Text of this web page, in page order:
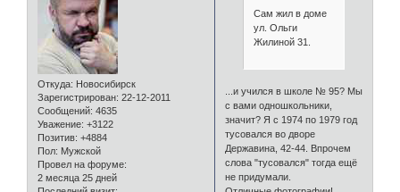
Откуда: Новосибирск
Зарегистрирован: 22-12-2011
Сообщений: 4635
Уважение: +3122
Позитив: +4884
Пол: Мужской
Провел на форуме:
2 месяца 25 дней
Сам жил в доме
ул. Ольги
Жилиной 31.
...и учился в школе № 95? Мы
с вами одношкольники,
значит? Я с 1974 по 1979 год
тусовался во дворе
Державина, 42-44. Впрочем
слова "тусовался" тогда ещё
не придумали.